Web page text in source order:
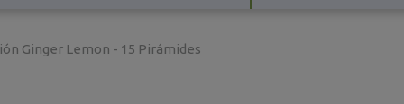
Maquinaria
Ginger Lemon - 15 Pirámides